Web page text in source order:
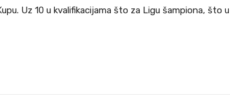
Uz 10 u kvalifikacijama što za Ligu šampiona, što u